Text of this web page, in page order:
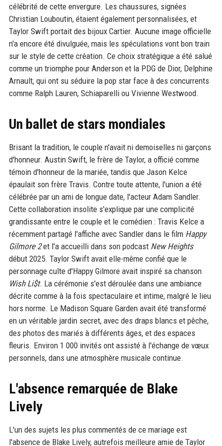
célébrité de cette envergure. Les chaussures, signées
Christian Louboutin, étaient également personnalisées, et
Taylor Swift portait des bijoux Cartier. Aucune image officielle
n'a encore été divulguée, mais les spéculations vont bon train
sur le style de cette création. Ce choix stratégique a été salué
comme un triomphe pour Anderson et la PDG de Dior, Delphine
Arnault, qui ont su séduire la pop star face à des concurrents
comme Ralph Lauren, Schiaparelli ou Vivienne Westwood.
Un ballet de stars mondiales
Brisant la tradition, le couple n'avait ni demoiselles ni garçons
d'honneur. Austin Swift, le frère de Taylor, a officié comme
témoin d'honneur de la mariée, tandis que Jason Kelce
épaulait son frère Travis. Contre toute attente, l'union a été
célébrée par un ami de longue date, l'acteur Adam Sandler.
Cette collaboration insolite s'explique par une complicité
grandissante entre le couple et le comédien : Travis Kelce a
récemment partagé l'affiche avec Sandler dans le film Happy
Gilmore 2et l'a accueilli dans son podcast New Heights
début 2025. Taylor Swift avait elle-même confié que le
personnage culte d'Happy Gilmore avait inspiré sa chanson
Wish Li$t. La cérémonie s'est déroulée dans une ambiance
décrite comme à la fois spectaculaire et intime, malgré le lieu
hors norme. Le Madison Square Garden avait été transformé
en un véritable jardin secret, avec des draps blancs et pêche,
des photos des mariés à différents âges, et des espaces
fleuris. Environ 1 000 invités ont assisté à l'échange de vœux
personnels, dans une atmosphère musicale continue.
L'absence remarquée de Blake
Lively
L'un des sujets les plus commentés de ce mariage est
l'absence de Blake Lively, autrefois meilleure amie de Taylor